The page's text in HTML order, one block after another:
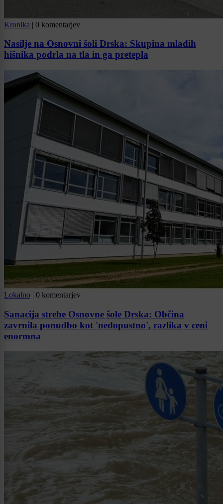
Kronika | 0 komentarjev
Nasilje na Osnovni šoli Drska: Skupina mladih
hišnika podrla na tla in ga pretepla
Lokalno | 0 komentarjev
Sanacija strehe Osnovne šole Drska: Občina
zavrnila ponudbo kot 'nedopustno', razlika v ceni
enormna